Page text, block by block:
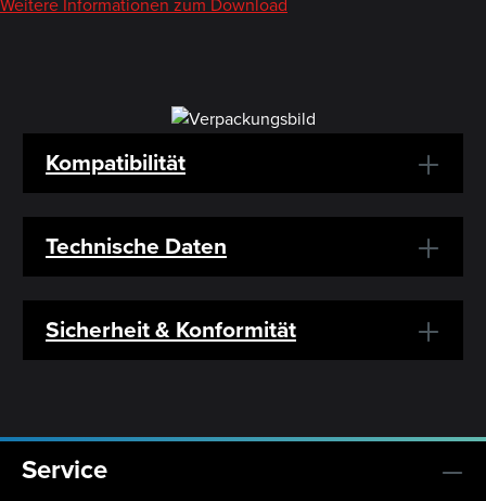
Kompatibilität
Technische Daten
Sicherheit & Konformität
Service